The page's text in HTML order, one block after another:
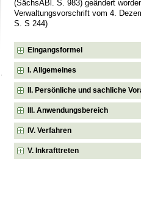
(SächsABl. S. 983) geändert
Verwaltungsvorschrift vom 4.
S. S 244)
Eingangsformel
I. Allgemeines
II. Persönliche und sachliche
III. Anwendungsbereich
IV. Verfahren
V. Inkrafttreten